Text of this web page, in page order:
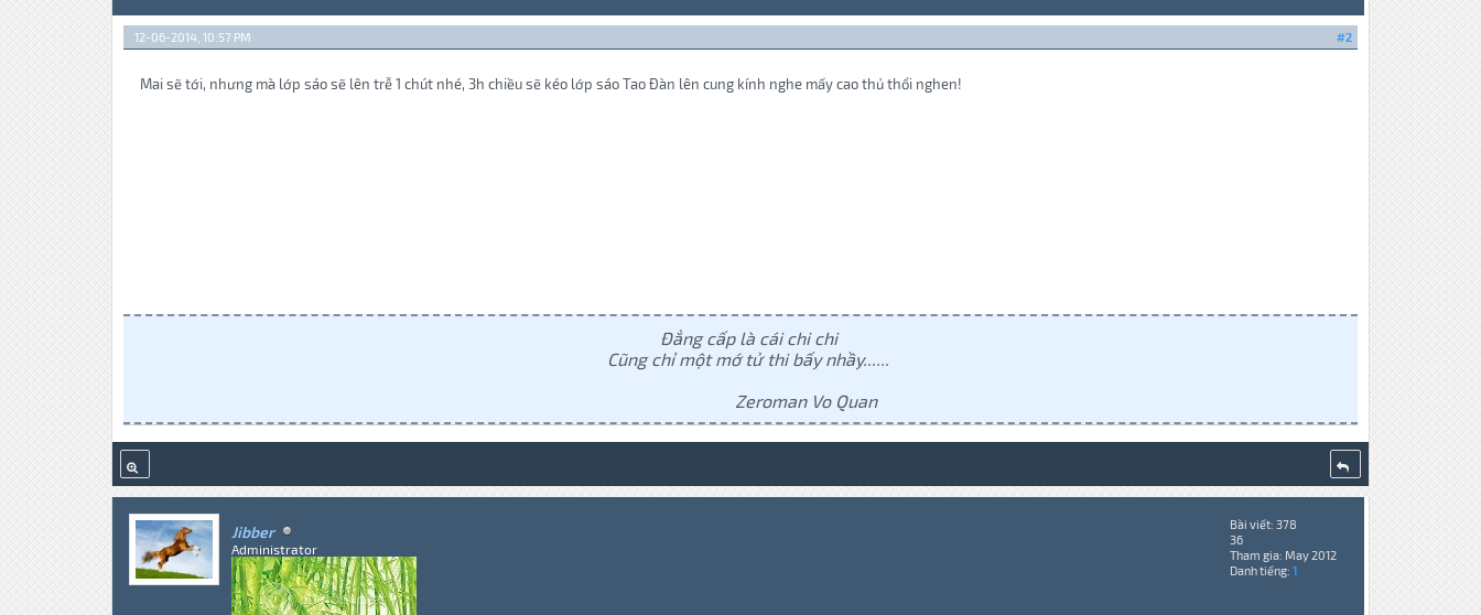
#2
12-06-2014, 10:57 PM
Mai sẽ tới, nhưng mà lớp sáo sẽ lên trễ 1 chút nhé, 3h chiều sẽ kéo lớp sáo Tao Đàn lên cung kính nghe mấy cao thủ thổi nghen!
Đẳng cấp là cái chi chi
Cũng chỉ một mớ tử thi bấy nhầy......
Zeroman Vo Quan
Jibber
Administrator
Bài viết: 378
36
Tham gia: May 2012
Danh tiếng: 1